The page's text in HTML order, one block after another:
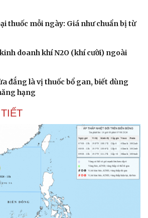
thuốc mỗi ngày: Giá như chuẩn bị từ
doanh khí N2O (khí cười) ngoài
đắng là vị thuốc bổ gan, biết dùng
hạng